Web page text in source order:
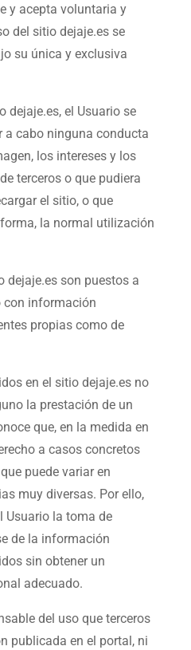
y acepta voluntaria y
del sitio dejaje.es se
su única y exclusiva
dejaje.es, el Usuario se
a cabo ninguna conducta
los intereses y los
terceros o que pudiera
el sitio, o que
la normal utilización
dejaje.es son puestos a
con información
propias como de
en el sitio dejaje.es no
la prestación de un
que, en la medida en
a casos concretos
puede variar en
muy diversas. Por ello,
Usuario la toma de
de la información
sin obtener un
adecuado.
del uso que terceros
publicada en el portal, ni